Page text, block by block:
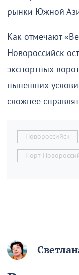
рынки Южной
Как отмечают
Новороссийск
экспортных
нынешних
сложнее
Новороссийск
Порт